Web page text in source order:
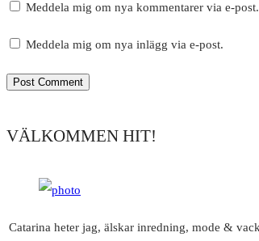
Meddela mig om nya kommentarer via e-post.
Meddela mig om nya inlägg via e-post.
VÄLKOMMEN HIT!
Catarina heter jag, älskar inredning, mode &